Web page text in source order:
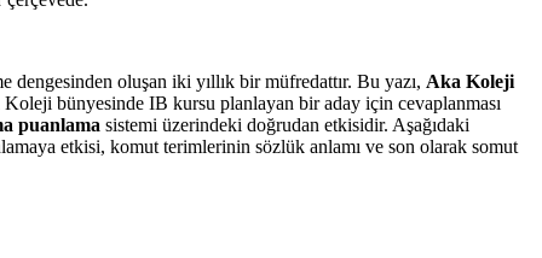
oluşan iki yıllık bir müfredattır. Bu yazı, Aka Koleji
bünyesinde IB kursu planlayan bir aday için cevaplanması
puanlama sistemi üzerindeki doğrudan etkisidir. Aşağıdaki
etkisi, komut terimlerinin sözlük anlamı ve son olarak somut